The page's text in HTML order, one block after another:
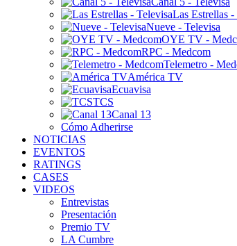
Las Estrellas -
Nueve - Televisa
OYE TV -
RPC - Medcom
Telemetro -
América TV
Ecuavisa
TCS
Canal 13
Cómo Adherirse
NOTICIAS
EVENTOS
RATINGS
CASES
VIDEOS
Entrevistas
Presentación
Premio TV
LA Cumbre